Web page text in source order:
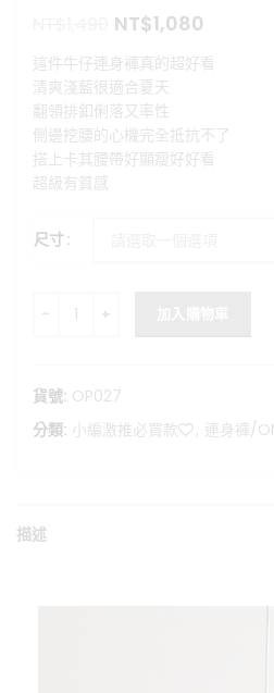
原
價
格：
NT$1,490。
NT$1,080
價
這件牛仔連身褲真的超好看
清爽淺藍很適合夏天
翻領排釦俐落又率性
側邊挖腰的心機完全抵抗不了
搭上卡其腰帶好顯瘦好好看
超級有質感
尺寸
Summer Carnival -無袖設計感挖
貨號: OP027
分類: 小編激推必買款❤️, 連身褲/
描述